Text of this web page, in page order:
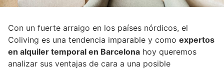
Con un fuerte arraigo en los países nórdicos, el
Coliving es una tendencia imparable y como expertos
en alquiler temporal en Barcelona hoy queremos
analizar sus ventajas de cara a una posible